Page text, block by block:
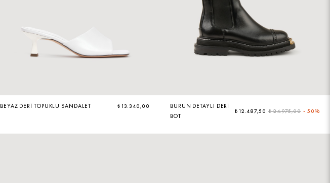
BEYAZ DERI TOPUKLU SANDALET ₺ 13.340,00
BURUN DETAYLI DERI
BOT
₺ 12.487,50 ₺ 24.975,00 - 50%